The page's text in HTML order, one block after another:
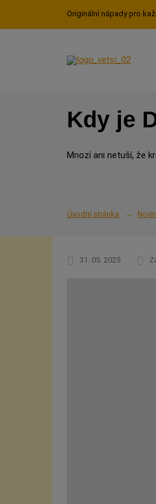
Originální nápady pro
Kdy je
Mnozí ani netuší, že
Úvodní stránka
31. 05. 2025